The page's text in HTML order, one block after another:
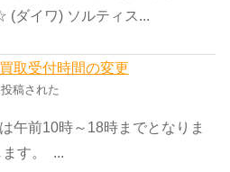
(ダイワ) ソルティス...
取受付時間の変更
稿された
午前10時～18時までとなりま
す。 ...